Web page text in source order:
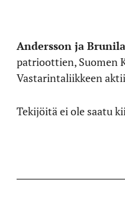
Andersson ja Brunila
patrioottien, Suomen
Vastarintaliikkeen
Tekijöitä ei ole saatu